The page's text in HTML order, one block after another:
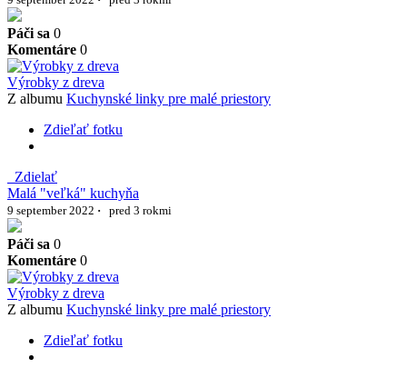
Páči sa 0
Komentáre 0
Výrobky z dreva
Z albumu Kuchynské linky pre malé priestory
Zdieľať fotku
Zdielať
Malá "veľká" kuchyňa
9 september 2022 · pred 3 rokmi
Páči sa 0
Komentáre 0
Výrobky z dreva
Z albumu Kuchynské linky pre malé priestory
Zdieľať fotku